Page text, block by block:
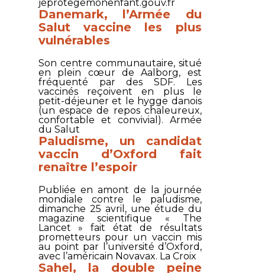
jeprotegemonenfant.gouv.fr
Danemark, l’Armée du
Salut vaccine les plus
vulnérables
Son centre communautaire, situé
en plein cœur de Aalborg, est
fréquenté par des SDF. Les
vaccinés reçoivent en plus le
petit-déjeuner et le hygge danois
(un espace de repos chaleureux,
confortable et convivial). Armée
du Salut
Paludisme, un candidat
vaccin d’Oxford fait
renaître l’espoir
Publiée en amont de la journée
mondiale contre le paludisme,
dimanche 25 avril, une étude du
magazine scientifique « The
Lancet » fait état de résultats
prometteurs pour un vaccin mis
au point par l’université d’Oxford,
avec l’américain Novavax. La Croix
Sahel, la double peine